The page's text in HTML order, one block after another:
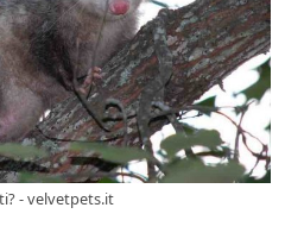
- velvetpets.it